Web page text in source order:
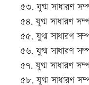
৫৩. যুগ্ম সাধারণ
৫৪. যুগ্ম সাধারণ
৫৫. যুগ্ম সাধারণ
৫৬. যুগ্ম সাধারণ
৫৭. যুগ্ম সাধারণ
৫৮. যুগ্ম সাধারণ